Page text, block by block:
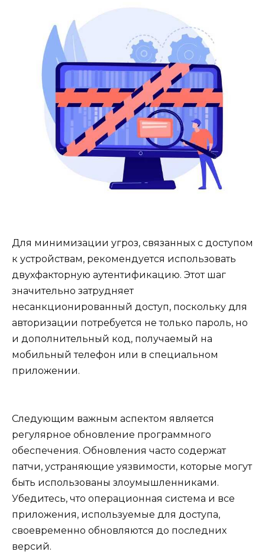
Для минимизации угроз, связанных с доступом
к устройствам, рекомендуется использовать
двухфакторную аутентификацию. Этот шаг
значительно затрудняет
несанкционированный доступ, поскольку для
авторизации потребуется не только пароль, но
и дополнительный код, получаемый на
мобильный телефон или в специальном
приложении.
Следующим важным аспектом является
регулярное обновление программного
обеспечения. Обновления часто содержат
патчи, устраняющие уязвимости, которые могут
быть использованы злоумышленниками.
Убедитесь, что операционная система и все
приложения, используемые для доступа,
своевременно обновляются до последних
версий.